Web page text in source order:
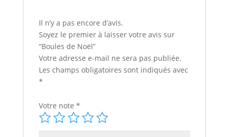
Il n’y a pas encore d’avis.
Soyez le premier à laisser votre avis sur
“Boules de Noël”
Votre adresse e-mail ne sera pas publiée.
Les champs obligatoires sont indiqués avec
*
Votre note *